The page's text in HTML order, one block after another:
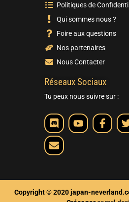
Politiques de
Qui sommes nous ?
Foire aux questions
Nos partenaires
Nous Contacter
Réseaux Sociaux
Tu peux nous suivre sur :
Copyright © 2020 japan-